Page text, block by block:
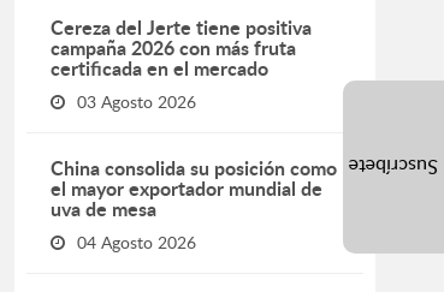
Cereza del Jerte tiene positiva
campaña 2026 con más fruta
certificada en el mercado
03 Agosto 2026
China consolida su posición como
el mayor exportador mundial de
uva de mesa
04 Agosto 2026
Suscríbete